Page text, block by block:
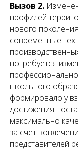
Вызов 2.
профилей
нового
современные
потребуется
школьного
формировало у
достижения
максимально
за счет
представителей